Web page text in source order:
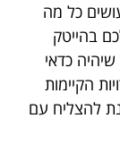
כל מה
בהייטק
כדאי
הקיימות
להצליח עם